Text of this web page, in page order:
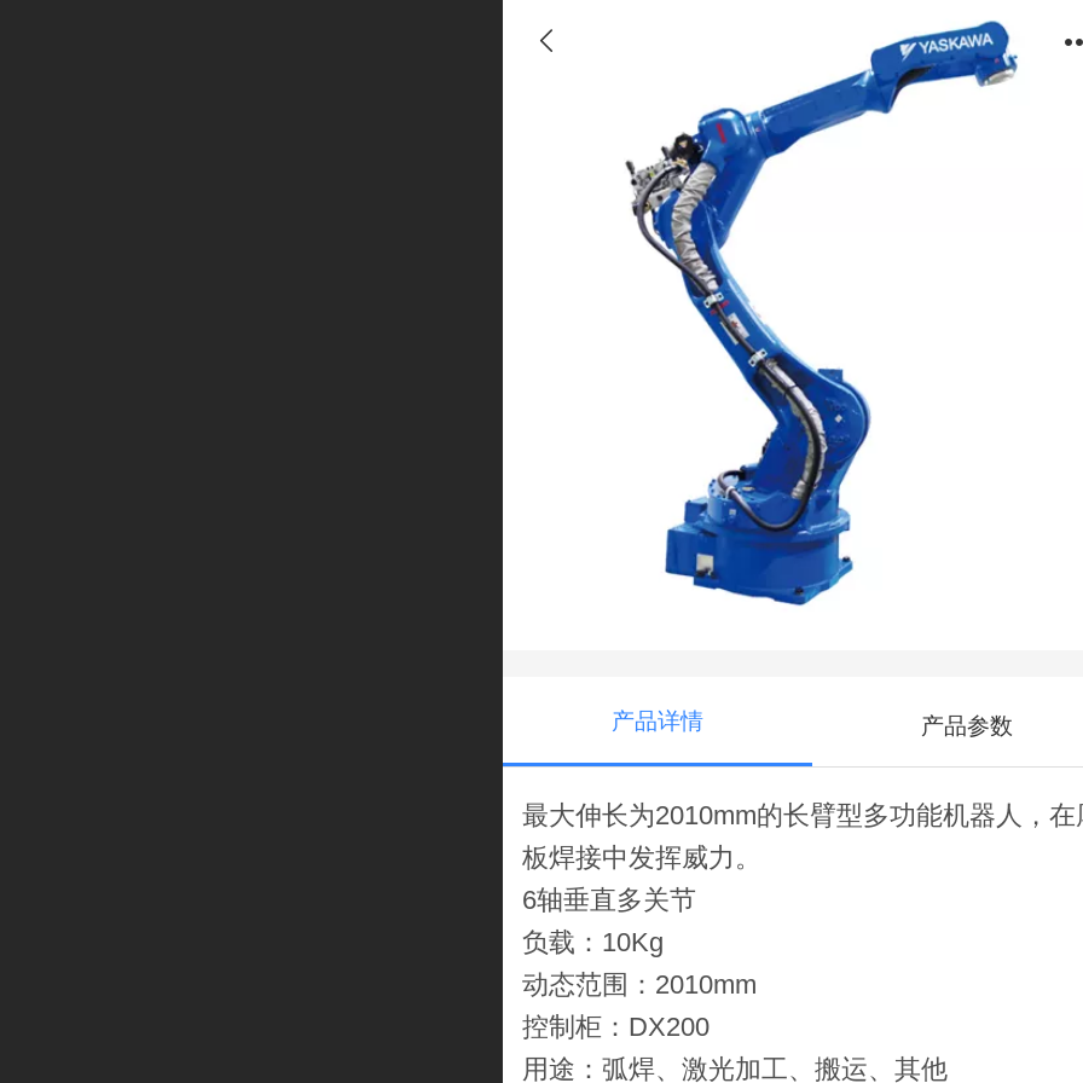
MA2010焊接机械手
产品详情 产品参数
最大伸长为2010mm的长臂型多功能机器人，在
板焊接中发挥威力。
6轴垂直多关节
负载：10Kg
动态范围：2010mm
控制柜：DX200
用途：弧焊、激光加工、搬运、其他